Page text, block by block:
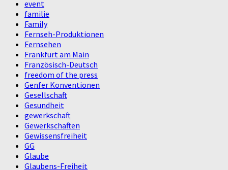
event
familie
Family
Fernseh-Produktionen
Fernsehen
Frankfurt am Main
Französisch-Deutsch
freedom of the press
Genfer Konventionen
Gesellschaft
Gesundheit
gewerkschaft
Gewerkschaften
Gewissensfreiheit
GG
Glaube
Glaubens-Freiheit